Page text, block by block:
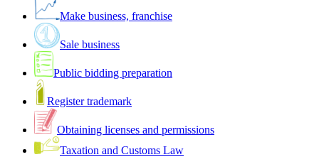
Make business, franchise
Sale business
Public bidding preparation
Register trademark
Obtaining licenses and permissions
Taxation and Customs Law